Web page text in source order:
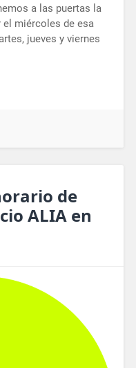
a las puertas la
el miércoles de esa
jueves y viernes
de
ALIA en